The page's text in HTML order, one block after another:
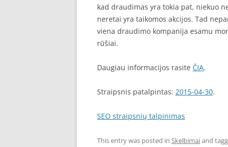
kad draudimas yra tokia pat, niekuo
neretai yra taikomos akcijos. Tad
viena draudimo kompanija esamu
rūšiai.
Daugiau informacijos rasite ČIA.
Straipsnis patalpintas: 2015-04-30.
SEO straipsnių talpinimas
This entry was posted in Skelbimaiand